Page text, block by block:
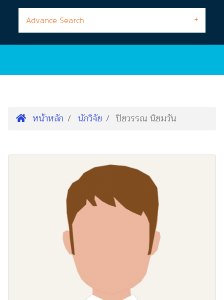
Advance Search
หน้าหลัก นักวิจัย ปิยวรรณ นิยมวัน